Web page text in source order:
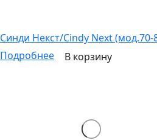
Синди Некст/Cindy Next (мод.70-
Подробнее
В корзину